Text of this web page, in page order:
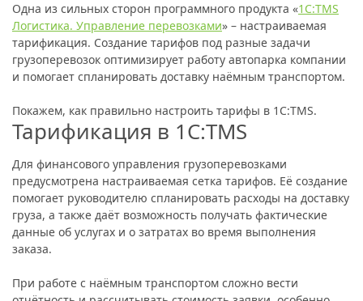
Одна из сильных сторон программного продукта «1 C:TMS
Логистика. Управление перевозками» – настраиваемая
тарификация. Создание тарифов под разные задачи
грузоперевозок оптимизирует работу автопарка компании
и помогает спланировать доставку наёмным транспортом.
Покажем, как правильно настроить тарифы в 1С:TMS.
Тарификация в 1С:TMS
Для финансового управления грузоперевозками
предусмотрена настраиваемая сетка тарифов. Её создание
помогает руководителю спланировать расходы на доставку
груза, а также даёт возможность получать фактические
данные об услугах и о затратах во время выполнения
заказа.
При работе с наёмным транспортом сложно вести